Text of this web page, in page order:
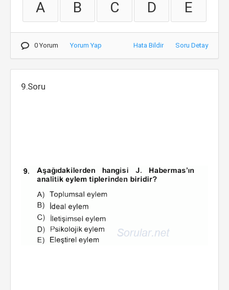
A B C D E
0 Yorum Yorum Yap Hata Bildir Soru Detay
9.Soru